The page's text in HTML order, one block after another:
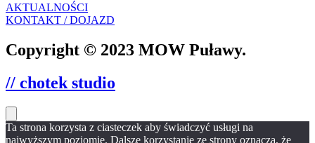
AKTUALNOŚCI
KONTAKT / DOJAZD
Copyright © 2023 MOW Puławy.
// chotek studio
Ta strona korzysta z ciasteczek aby świadczyć usługi na
najwyższym poziomie. Dalsze korzystanie ze strony oznacza, że